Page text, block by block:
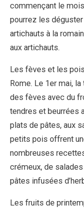
commençant le
pourrez les
artichauts à la
aux artichauts.
Les fèves et les
Rome. Le 1er mai,
des fèves avec du
tendres et beurrées
plats de pâtes, aux
petits pois offrent
nombreuses
crémeux, de
pâtes infusées
Les fruits de